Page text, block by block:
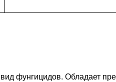
фунгицидов. Обладает